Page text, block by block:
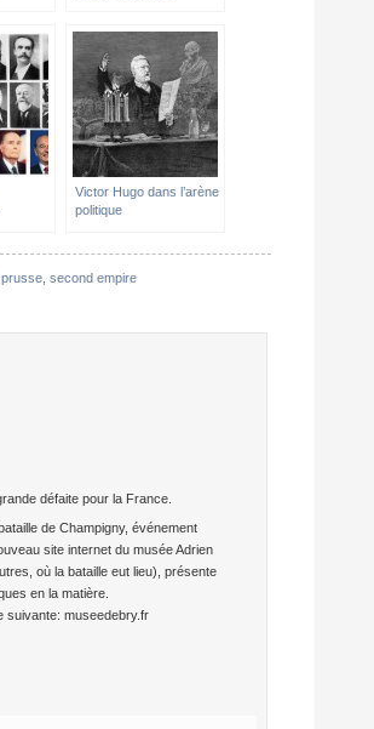
Victor Hugo dans l’arène
politique
prusse second empire
défaite pour la France.
de Champigny, événement
site internet du musée Adrien
où la bataille eut lieu), présente
en la matière.
suivante: museedebry.fr